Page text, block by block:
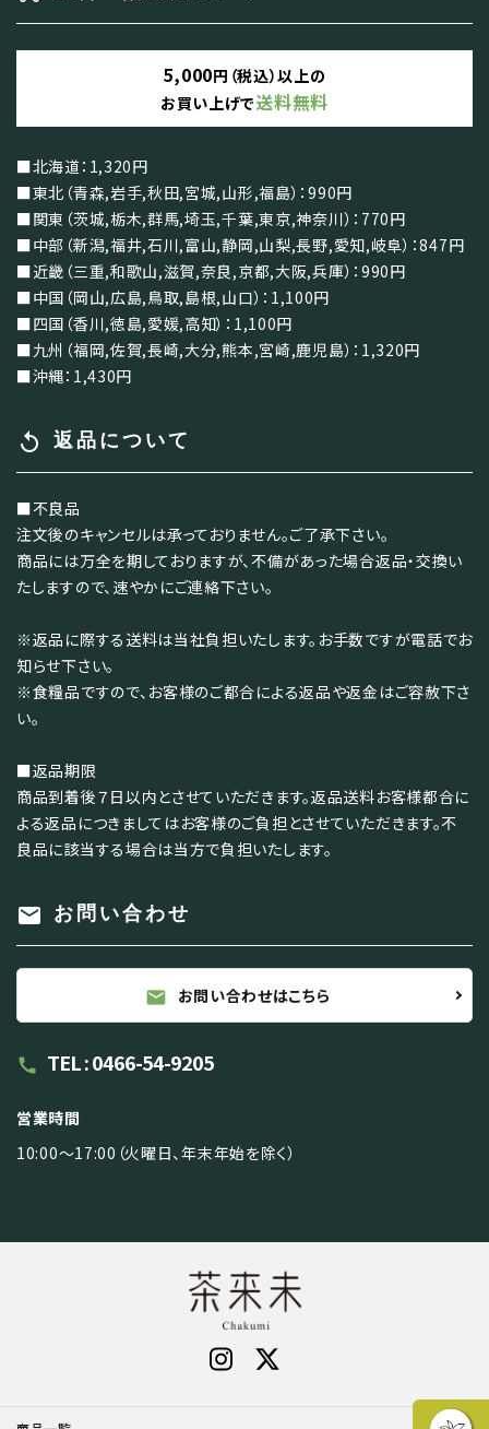
5,000円（税込）以上の
お買い上げで送料無料
■北海道：1,320円
■東北（青森,岩手,秋田,宮城,山形,福島）：990円
■関東（茨城,栃木,群馬,埼玉,千葉,東京,神奈川）：770円
■中部（新潟,福井,石川,富山,静岡,山梨,長野,愛知,岐阜）：847円
■近畿（三重,和歌山,滋賀,奈良,京都,大阪,兵庫）：990円
■中国（岡山,広島,鳥取,島根,山口）：1,100円
■四国（香川,徳島,愛媛,高知）：1,100円
■九州（福岡,佐賀,長崎,大分,熊本,宮崎,鹿児島）：1,320円
■沖縄：1,430円
replay 返品について
■不良品
注文後のキャンセルは承っておりません。ご了承下さい。
商品には万全を期しておりますが、不備があった場合返品・交換い
たしますので、速やかにご連絡下さい。
※返品に際する送料は当社負担いたします。お手数ですが電話でお
知らせ下さい。
※食糧品ですので、お客様のご都合による返品や返金はご容赦下さ
い。
■返品期限
商品到着後７日以内とさせていただきます。返品送料お客様都合に
よる返品につきましてはお客様のご負担とさせていただきます。不
良品に該当する場合は当方で負担いたします。
mail お問い合わせ
mail お問い合わせはこちら
call TEL : 0466-54-9205
営業時間
10:00～17:00（火曜日、年末年始を除く）